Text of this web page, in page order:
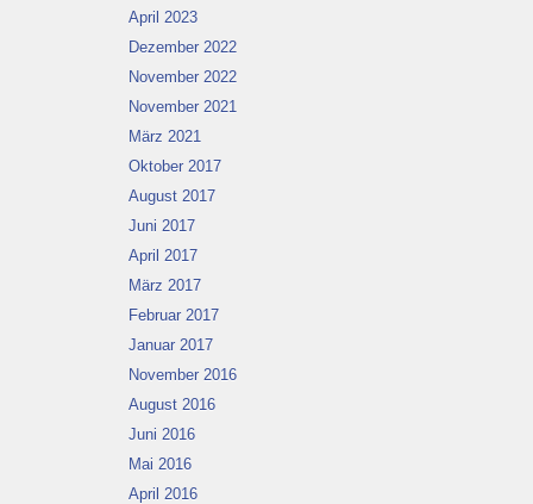
April 2023
Dezember 2022
November 2022
November 2021
März 2021
Oktober 2017
August 2017
Juni 2017
April 2017
März 2017
Februar 2017
Januar 2017
November 2016
August 2016
Juni 2016
Mai 2016
April 2016